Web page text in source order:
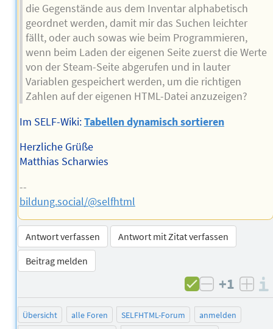
die Gegenstände aus dem Inventar alphabetisch
geordnet werden, damit mir das Suchen leichter
fällt, oder auch sowas wie beim Programmieren,
wenn beim Laden der eigenen Seite zuerst die Werte
von der Steam-Seite abgerufen und in lauter
Variablen gespeichert werden, um die richtigen
Zahlen auf der eigenen HTML-Datei anzuzeigen?
Im SELF-Wiki:Tabellen dynamisch sortieren
Herzliche Grüße
Matthias Scharwies
--
bildung.social/@selfhtml
Antwort verfassen
Antwort mit Zitat verfassen
Beitrag melden
negativ
+1
Übersicht alle Foren SELFHTML-Forum
anmelden